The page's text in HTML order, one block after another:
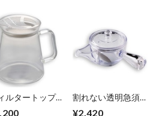
ルタートップポ
450ml
割れない透明急須
270ml
¥2,420